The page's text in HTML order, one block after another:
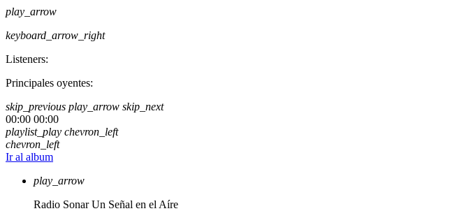
play_arrow
keyboard_arrow_right
Listeners:
Principales oyentes:
skip_previous play_arrow skip_next
00:00 00:00
playlist_play chevron_left
chevron_left
Ir al album
play_arrow
Radio Sonar Un Señal en el Aíre